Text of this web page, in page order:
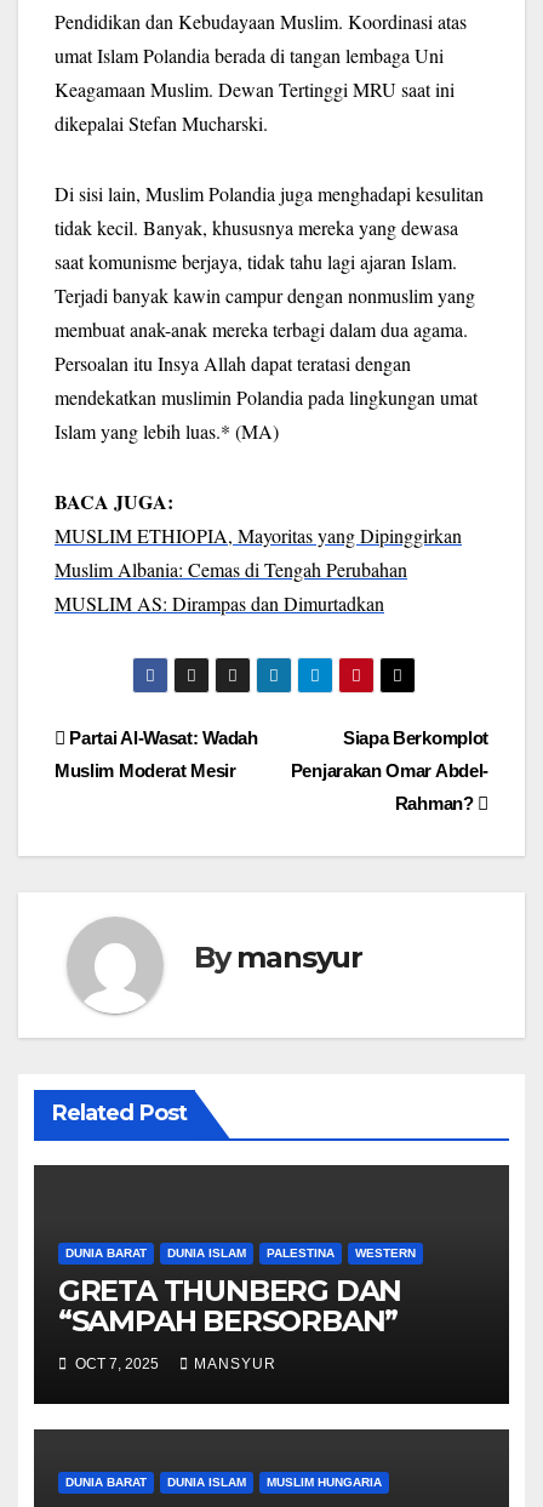
Pendidikan dan Kebudayaan Muslim. Koordinasi atas
umat Islam Polandia berada di tangan lembaga Uni
Keagamaan Muslim. Dewan Tertinggi MRU saat ini
dikepalai Stefan Mucharski.
Di sisi lain, Muslim Polandia juga menghadapi kesulitan
tidak kecil. Banyak, khususnya mereka yang dewasa
saat komunisme berjaya, tidak tahu lagi ajaran Islam.
Terjadi banyak kawin campur dengan nonmuslim yang
membuat anak-anak mereka terbagi dalam dua agama.
Persoalan itu Insya Allah dapat teratasi dengan
mendekatkan muslimin Polandia pada lingkungan umat
Islam yang lebih luas.* (MA)
BACA JUGA:
MUSLIM ETHIOPIA, Mayoritas yang Dipinggirkan
Muslim Albania: Cemas di Tengah Perubahan
MUSLIM AS: Dirampas dan Dimurtadkan
Post
Siapa Berkomplot
Penjarakan Omar Abdel-
Rahman?
Partai Al-Wasat: Wadah
Muslim Moderat Mesir
Bymansyur
Related Post
DUNIA BARAT DUNIA ISLAM PALESTINA WESTERN
GRETA THUNBERG DAN
“SAMPAH BERSORBAN”
OCT 7, 2025 MANSYUR
DUNIA BARAT DUNIA ISLAM MUSLIM HUNGARIA